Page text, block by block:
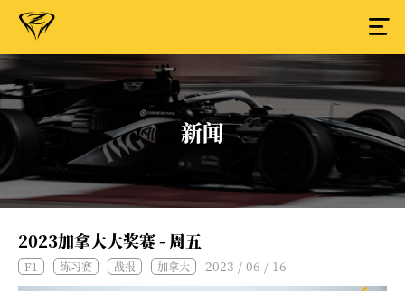
新闻
2023加拿大大奖赛 - 周五
F1 练习赛 战报 加拿大 2023 / 06 / 16